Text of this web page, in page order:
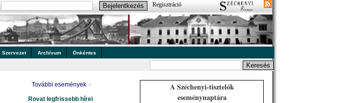
Regisztráció
Szervezet Archívum Önkéntes
További események »
Rovat legfrissebb hírei
A Széchenyi-tisztelők
eseménynaptára